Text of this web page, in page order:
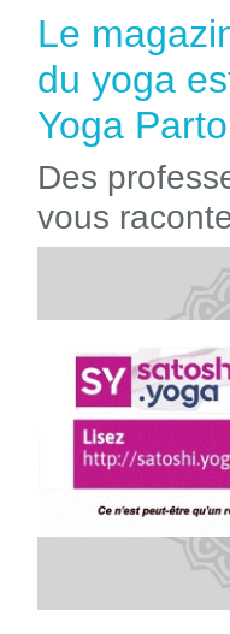
Le
du yoga
Yoga
Des
vous